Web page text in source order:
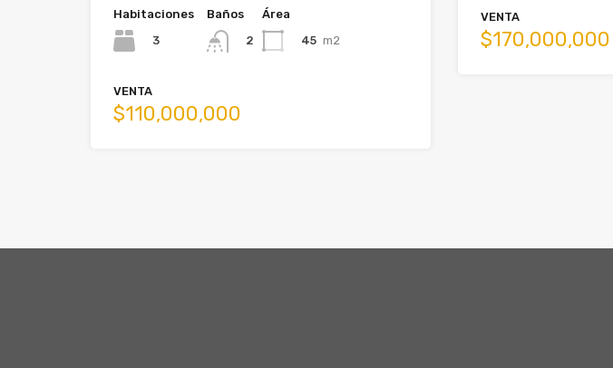
Habitaciones
3
Baños
2
Área
45 m2
VENTA
$110,000,000
VENTA
$170,000,000